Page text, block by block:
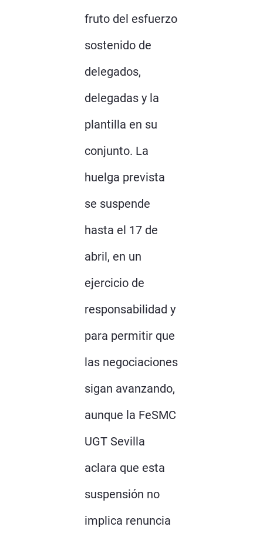
fruto del esfuerzo
sostenido de
delegados,
delegadas y la
plantilla en su
conjunto. La
huelga prevista
se suspende
hasta el 17 de
abril, en un
ejercicio de
responsabilidad y
para permitir que
las negociaciones
sigan avanzando,
aunque la FeSMC
UGT Sevilla
aclara que esta
suspensión no
implica renuncia